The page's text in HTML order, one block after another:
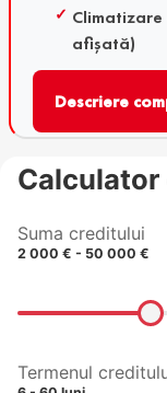
afișată)
Descriere
Calculator
Suma creditului
2 000 € - 50 000 €
Termenul